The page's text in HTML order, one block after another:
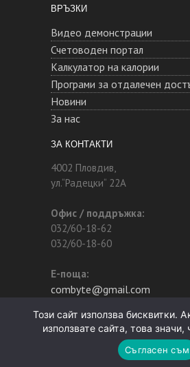
ВРЪЗКИ
Видео демонстрации
Счетоводен портал
Калкулатор на калории
Програми за отдалечен
Новини
За нас
ЗА КОНТАКТИ
4002 Пловдив,
ул.“Радецки“ 22А
Офис / поддръжка:
032/60-18-62
032/60-18-60
Е-поща:
combyte@gmail.com
© КомБайт - Всички права
Този сайт използва бисквитки.
използвате сайта, това значи,
Съгласен съм